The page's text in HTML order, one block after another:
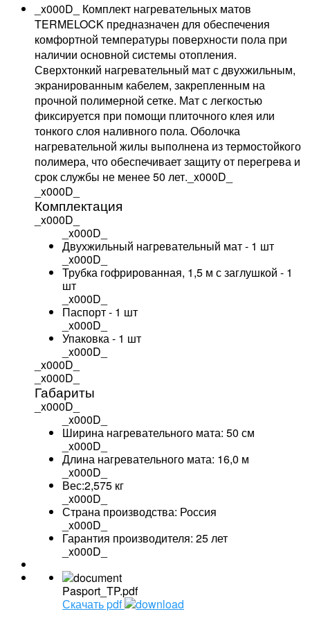
_x000D_ Комплект нагревательных матов
TERMELOCK предназначен для обеспечения
комфортной температуры поверхности пола при
наличии основной системы отопления.
Сверхтонкий нагревательный мат с двухжильным,
экранированным кабелем, закрепленным на
прочной полимерной сетке. Мат с легкостью
фиксируется при помощи плиточного клея или
тонкого слоя наливного пола. Оболочка
нагревательной жилы выполнена из термостойкого
полимера, что обеспечивает защиту от перегрева и
срок службы не менее 50 лет._x000D_
_x000D_
Комплектация
_x000D_
_x000D_
Двухжильный нагревательный мат - 1 шт
_x000D_
Трубка гофрированная, 1,5 м с заглушкой - 1
шт
_x000D_
Паспорт - 1 шт
_x000D_
Упаковка - 1 шт
_x000D_
_x000D_
_x000D_
Габариты
_x000D_
_x000D_
Ширина нагревательного мата: 50 см
_x000D_
Длина нагревательного мата: 16,0 м
_x000D_
Вес:2,575 кг
_x000D_
Страна производства: Россия
_x000D_
Гарантия производителя: 25 лет
_x000D_
Pasport_TP.pdf
Скачать pdf